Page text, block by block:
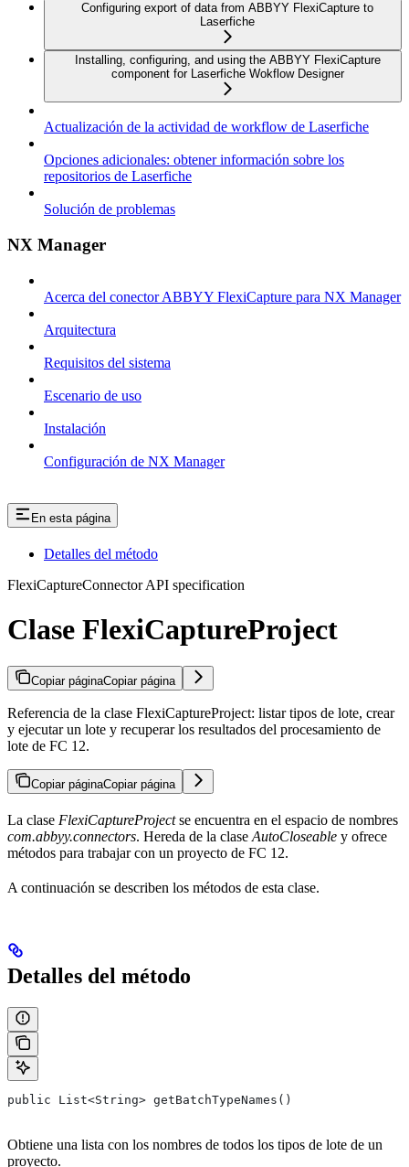
Configuring export of data from ABBYY FlexiCapture to
Laserfiche
Installing, configuring, and using the ABBYY FlexiCapture
component for Laserfiche Wokflow Designer
Actualización de la actividad de workflow de Laserfiche
Opciones adicionales: obtener información sobre los
repositorios de Laserfiche
Solución de problemas
NX Manager
Acerca del conector ABBYY FlexiCapture para NX Manager
Arquitectura
Requisitos del sistema
Escenario de uso
Instalación
Configuración de NX Manager
En esta página
Detalles del método
FlexiCaptureConnector API specification
Clase FlexiCaptureProject
Copiar páginaCopiar página
Referencia de la clase FlexiCaptureProject: listar tipos de lote, crear
y ejecutar un lote y recuperar los resultados del procesamiento de
lote de FC 12.
Copiar páginaCopiar página
La clase FlexiCaptureProjectse encuentra en el espacio de nombres
com.abbyy.connectors. Hereda de la claseAutoCloseable y ofrece
métodos para trabajar con un proyecto de FC 12.
A continuación se describen los métodos de esta clase.
Detalles del método
public List<String> getBatchTypeNames()
Obtiene una lista con los nombres de todos los tipos de lote de un
proyecto.